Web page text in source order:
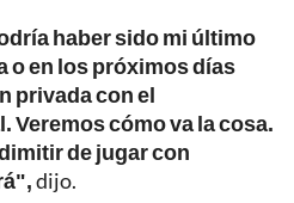
haber sido mi último
o en los próximos días
privada con el
cómo va la cosa.
de jugar con
dijo.